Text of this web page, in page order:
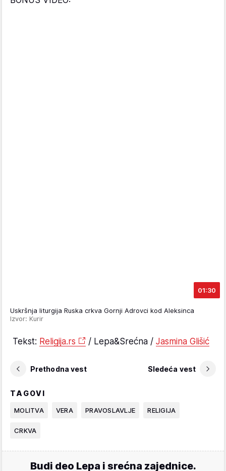
01:30
Uskršnja liturgija Ruska crkva Gornji Adrovci kod Aleksinca
Izvor: Kurir
Tekst: Religija.rs / Lepa&Srećna / Jasmina Glišić
Prethodna vest Sledeća vest
TAGOVI
MOLITVA VERA PRAVOSLAVLJE RELIGIJA
CRKVA
Budi deo Lepa i srećna zajednice.